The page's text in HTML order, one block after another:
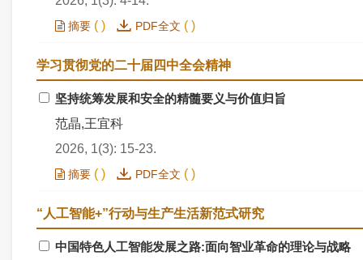
摘要 ( ) PDF全文 ( )
学习贯彻党的二十届四中全会精神
坚持统筹发展和安全的精髓要义与价值归旨
范晶,王宜科
2026, 1(3): 15-23.
摘要 ( ) PDF全文 ( )
“人工智能+”行动与生产生活新范式研究
中国特色人工智能发展之路:面向智业革命的理论与战略